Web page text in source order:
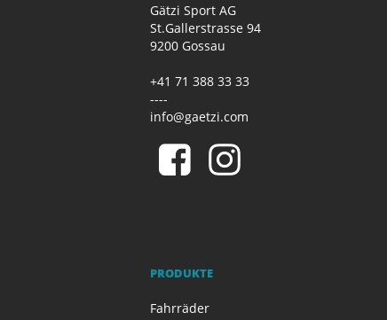
Gätzi Sport AG
St.Gallerstrasse 94
9200 Gossau
+41 71 388 33 33
----
info@gaetzi.com
PRODUKTE
Fahrräder